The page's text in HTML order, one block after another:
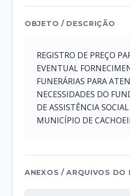
OBJETO / DESCRIÇÃO
REGISTRO DE PREÇO
EVENTUAL
FUNERÁRIAS PARA
NECESSIDADES DO
DE ASSISTÊNCIA
MUNICÍPIO DE
ANEXOS / ARQUIVOS DO